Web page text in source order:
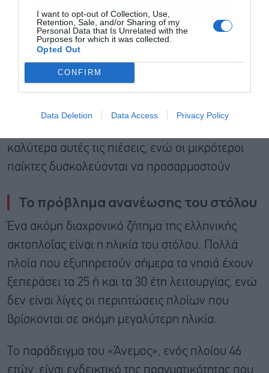
I want to opt-out of Collection, Use,
Retention, Sale, and/or Sharing of my
Personal Data that Is Unrelated with the
Purposes for which it was collected.
Opted Out
CONFIRM
Data Deletion Data Access Privacy Policy
Η ένταξη της ναυτιλίας στο ευρωπαϊκό σύστημα
εμπορίας ρύπων (ETS) και οι αυστηρότεροι
περιβαλλοντικοί στόχοι για τα επόμενα χρόνια
απαιτούν κεφάλαια που συχνά ξεπερνούν τις
δυνατότητες μικρών εταιρειών. Οι μεγάλες
καλύτερα αυτές τις πιέσεις, ενώ οι μικρότεροι
παίκτες δυσκολεύονται να προσαρμοστούν.
Το πρόβλημα ανανέωσης του στόλου
Ένα ακόμη διαχρονικό ζήτημα της ελληνικής
ακτοπλοΐας είναι η ηλικία του στόλου. Πολλά
πλοία που εξυπηρετούν σήμερα τα νησιά έχουν
ξεπεράσει τα 25 ή και τα 30 έτη λειτουργίας, ενώ
δεν είναι λίγες οι περιπτώσεις πλοίων που
βρίσκονται σε ακόμη μεγαλύτερη ηλικία.
Το παράδειγμα του «Άνεμος», ενός πλοίου 46
ετών, είναι ενδεικτικό της πραγματικότητας που